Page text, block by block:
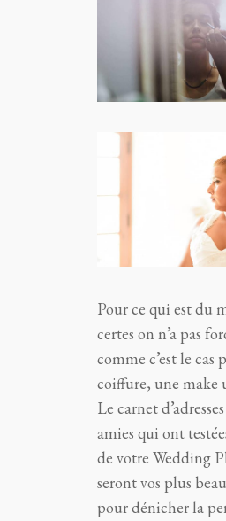
Pour ce qui est du
certes on n’a pas
comme c’est le cas
coiffure, une make
Le carnet
amies qui ont
de votre Wedding
seront vos plus
pour dénicher la